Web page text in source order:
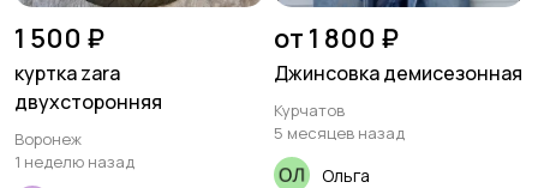
1 500 ₽
куртка zara
двухсторонняя
Воронеж
1 неделю назад
от 1 800 ₽
Джинсовка демисезонная
Курчатов
5 месяцев назад
Ольга